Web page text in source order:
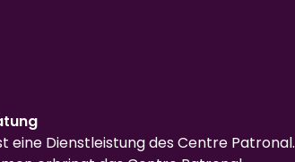
eine Dienstleistung des Centre Patronal.